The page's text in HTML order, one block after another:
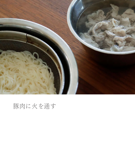
豚肉に火を通す